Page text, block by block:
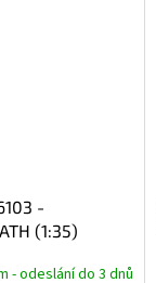
-
(1:35)
- odeslání do 3 dnů